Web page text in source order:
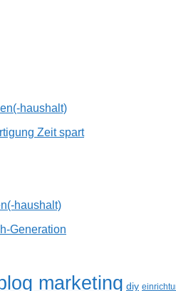
haushalt)
Zeit spart
haushalt)
Generation
marketing diy